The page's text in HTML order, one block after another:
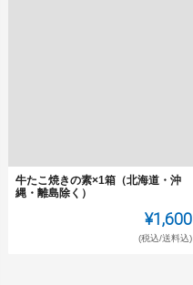
牛たこ焼きの素×1箱（北海道・沖
縄・離島除く）
¥1,600
(税込/送料込)